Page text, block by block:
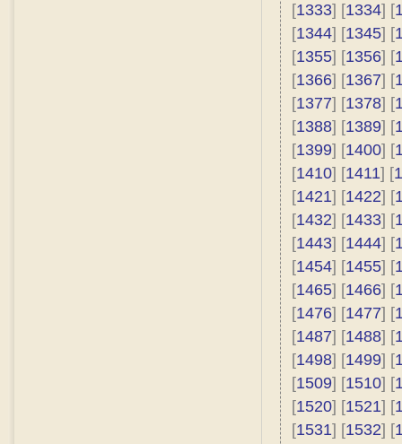
[1333] [1334] [
[1344] [1345] [
[1355] [1356] [
[1366] [1367] [
[1377] [1378] [
[1388] [1389] [
[1399] [1400] [
[1410] [1411] [
[1421] [1422] [
[1432] [1433] [
[1443] [1444] [
[1454] [1455] [
[1465] [1466] [
[1476] [1477] [
[1487] [1488] [
[1498] [1499] [
[1509] [1510] [
[1520] [1521] [
[1531] [1532] [